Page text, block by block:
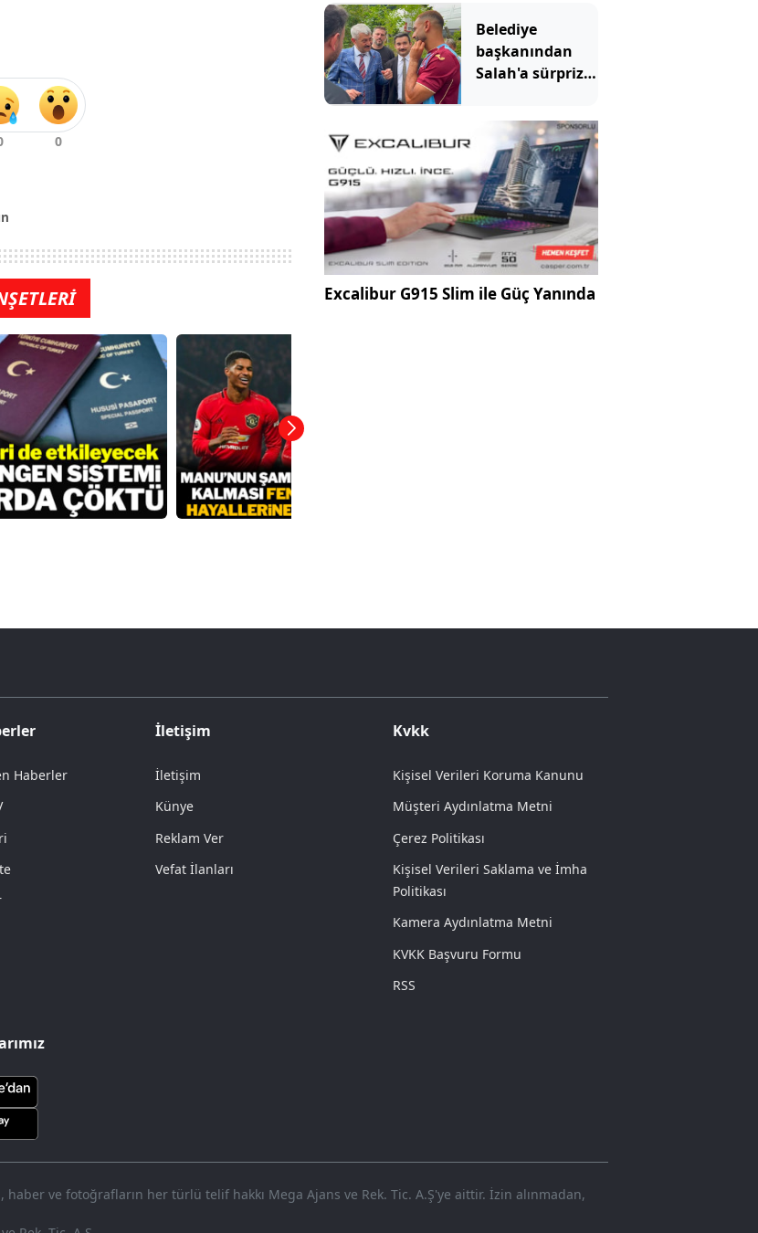
emsal olacak
karar
Belediye
başkanından
Salah'a sürpriz
arsa al
Excalibur G915 Slim ile Güç Yanında
Haberler
İletişim
İletişim
Künye
Reklam Ver
Vefat İlanları
Kvkk
Kişisel Verileri Koruma Kanunu
Müşteri Aydınlatma Metni
Çerez Politikası
Kişisel Verileri Saklama ve İmha
Politikası
Kamera Aydınlatma Metni
KVKK Başvuru Formu
RSS
ve fotoğrafların her türlü telif hakkı Mega Ajans ve Rek. Tic. A.Ş'ye aittir. İzin alınmadan,